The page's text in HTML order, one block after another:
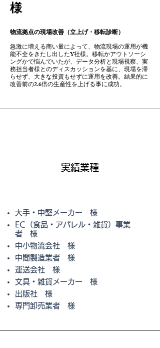
様
物流拠点の現場改善（立上げ・移転診断）
​急激に増える商い量によって、物流現場の運用が機
能不全をきたし出したY社様。移転かアウトソーシ
ングかで悩んでいたが、データ分析と現場視察、実
務担当者様とのディスカッションを基に、現場を滞
らせず、大きな投資もせずに運用を改善。結果的に
改善前の2.6倍の生産性を上げる事に成功。
​実績業種
大手・中堅メーカー 様
EC（食品・アパレル・雑貨）事業
者 様
中小物流会社 様
中間製造業者 様
運送会社 様
文具・雑貨メーカー 様
出版社 様
専門卸売業者 様